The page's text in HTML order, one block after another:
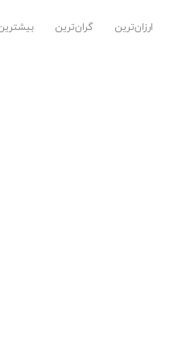
ارزان‌ترین گران‌ترین